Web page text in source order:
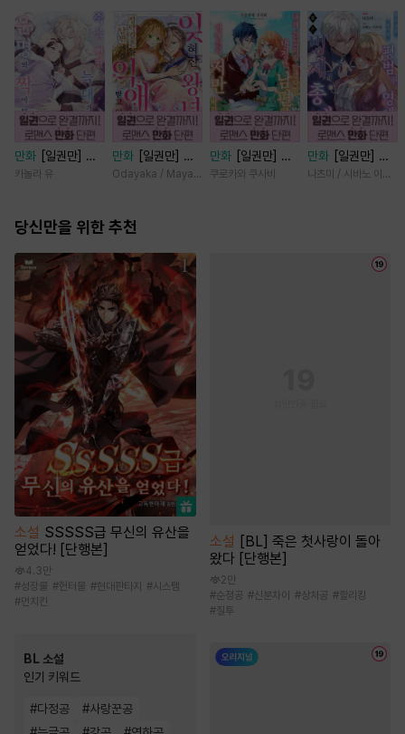
만화
[일권만] 죽
을 뻔한 늑대가 운
카놀라 유
만화
[일권만] 잊
혀진 왕녀지만 정
니다 [단행본]
Odayaka / Maya Koike
만화
[일권만] 내
게 간섭하지 않겠
쿠로카와 쿠사비
만화
[일권만] 모
든 것을 포기한 평
나츠미 / 시바노 이즈미
당신만을 위한 추천
소설 SSSSS급 무신의 유산을
얻었다! [단행본]
4.3만
#성장물 #헌터물 #현대판타지 #시스템
#먼치킨
BL 소설
인기 키워드
#다정공 #사랑꾼공
소설 [BL] 죽은 첫사랑이 돌아
왔다 [단행본]
2만
#순정공 #신분차이 #상처공 #할리킹
#질투